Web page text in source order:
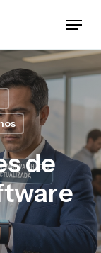
Menu
de